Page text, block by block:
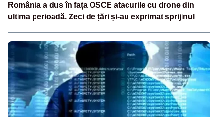
România a dus în fața OSCE atacurile cu drone din
ultima perioadă. Zeci de țări și-au exprimat sprijinul